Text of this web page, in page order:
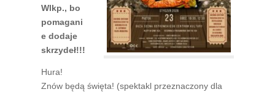
Wlkp., bo
pomagani
e dodaje
skrzydeł!!!
Hura!
Znów będą święta! (spektakl przeznaczony dla